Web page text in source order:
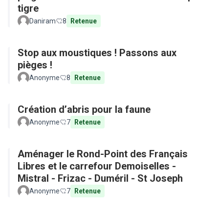
tigre
Daniram 8 Retenue
Stop aux moustiques ! Passons aux
pièges !
Anonyme 8 Retenue
Création d’abris pour la faune
Anonyme 7 Retenue
Aménager le Rond-Point des Français
Libres et le carrefour Demoiselles -
Mistral - Frizac - Duméril - St Joseph
Anonyme 7 Retenue